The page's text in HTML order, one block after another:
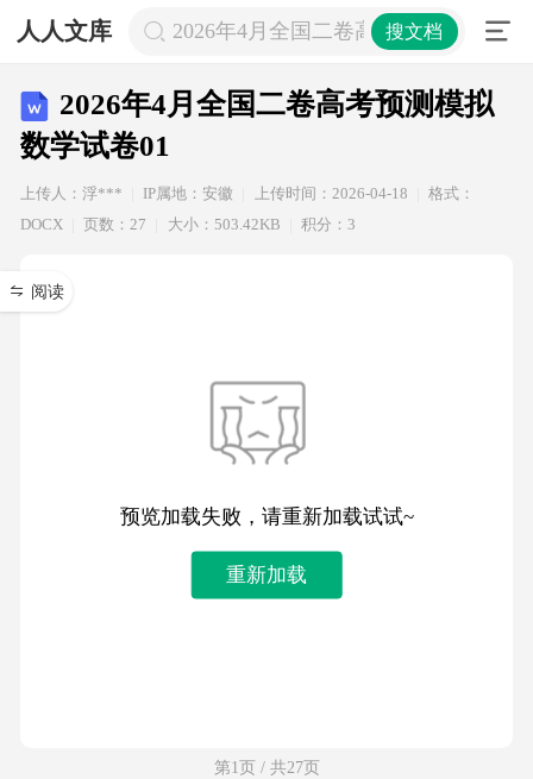
人人文库 2026年4月全国二卷高考预测模拟数学
搜文档
2026年4月全国二卷高考预测模拟
数学试卷01
上传人：浮*** IP属地：安徽 上传时间：2026-04-18
格式：
DOCX
页数：27 大小：503.42KB 积分：3
阅读
预览加载失败，请重新加载试试~
重新加载
第1页 / 共27页